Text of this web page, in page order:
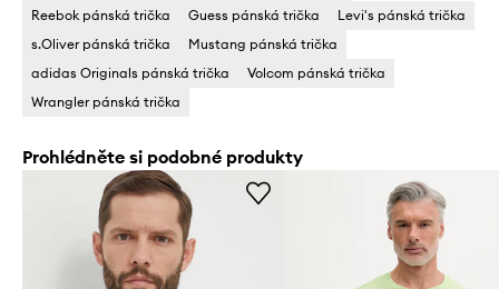
Reebok pánská trička
Guess pánská trička
Levi's pánská trička
s.Oliver pánská trička
Mustang pánská trička
adidas Originals pánská trička
Volcom pánská trička
Wrangler pánská trička
Prohlédněte si podobné produkty